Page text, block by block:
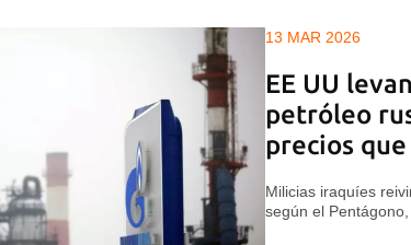
13 MAR 2026
EE UU
petróleo
precios
Milicias iraquíes
según el